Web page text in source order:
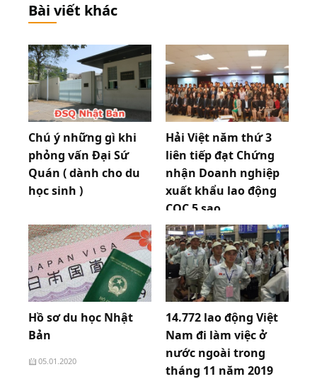
Bài viết khác
Chú ý những gì khi
phỏng vấn Đại Sứ
Quán ( dành cho du
học sinh )
Hải Việt năm thứ 3
liên tiếp đạt Chứng
nhận Doanh nghiệp
xuất khẩu lao động
COC 5 sao
07.01.2020
Hồ sơ du học Nhật
Bản
05.01.2020
14.772 lao động Việt
Nam đi làm việc ở
nước ngoài trong
tháng 11 năm 2019